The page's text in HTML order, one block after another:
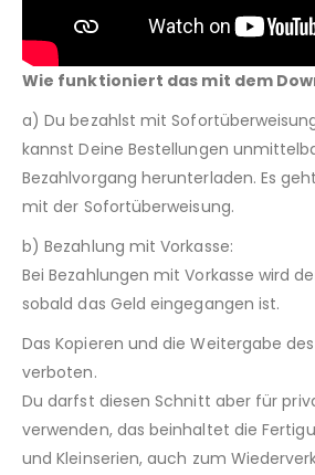
Wie funktioniert das mit dem
a) Du bezahlst mit
kannst Deine Bestellungen
Bezahlvorgang herunterladen. Es
mit der Sofortüberweisung.
b) Bezahlung mit Vorkasse:
Bei Bezahlungen mit Vorkasse wird
sobald das Geld eingegangen ist.
Das Kopieren und die Weitergabe
verboten.
Du darfst diesen Schnitt aber für
verwenden, das beinhaltet die
und Kleinserien, auch zum